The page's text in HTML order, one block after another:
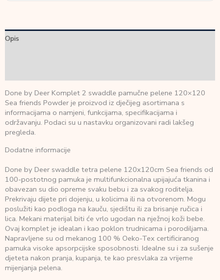
Opis
Done by Deer Komplet 2 swaddle pamučne pelene 120×120
Sea friends Powder je proizvod iz dječijeg asortimana s
informacijama o namjeni, funkcijama, specifikacijama i
održavanju. Podaci su u nastavku organizovani radi lakšeg
pregleda.
Dodatne informacije
Done by Deer swaddle tetra pelene 120x120cm Sea friends od
100-postotnog pamuka je multifunkcionalna upijajuća tkanina i
obavezan su dio opreme svaku bebu i za svakog roditelja.
Prekrivaju dijete pri dojenju, u kolicima ili na otvorenom. Mogu
poslužiti kao podloga na kauču, sjedištu ili za brisanje ručica i
lica. Mekani materijal biti će vrlo ugodan na nježnoj koži bebe.
Ovaj komplet je idealan i kao poklon trudnicama i porodiljama.
Napravljene su od mekanog 100 % Oeko-Tex certificiranog
pamuka visoke apsorpcijske sposobnosti. Idealne su i za sušenje
djeteta nakon pranja, kupanja, te kao presvlaka za vrijeme
mijenjanja pelena.